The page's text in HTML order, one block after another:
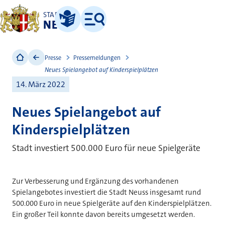
STADT
NEUSS
Leichte Sprache
Menü
Presse
Pressemeldungen
Neues Spielangebot auf Kinderspielplätzen
14. März 2022
Neues Spielangebot auf
Kinderspielplätzen
Stadt investiert 500.000 Euro für neue Spielgeräte
Zur Verbesserung und Ergänzung des vorhandenen
Spielangebotes investiert die Stadt Neuss insgesamt rund
500.000 Euro in neue Spielgeräte auf den Kinderspielplätzen.
Ein großer Teil konnte davon bereits umgesetzt werden.